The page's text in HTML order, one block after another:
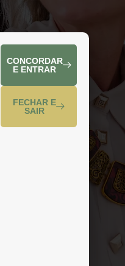
CONCORDAR
E ENTRAR
FECHAR E
SAIR